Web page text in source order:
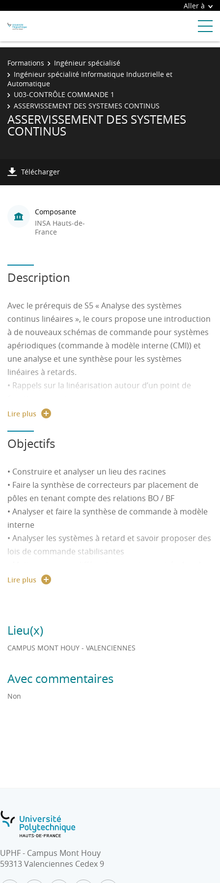
Aller à
Formations
Ingénieur spécialisé
Ingénieur spécialité Informatique Industrielle et
Automatique
U03-CONTRÔLE COMMANDE 1
ASSERVISSEMENT DES SYSTEMES CONTINUS
ASSERVISSEMENT DES SYSTEMES
CONTINUS
Télécharger
Composante
INSA Hauts-de-
France
Description
Avec le prérequis de S5 « Analyse des systèmes
continus linéaires », le cours propose une introduction
à de nouveaux schémas de commande pour systèmes
apériodiques (commande à modèle interne (CMI)) et
une analyse et une synthèse pour les systèmes
linéaires à retards.
• Rappels sur la linéarisation autour d’un point de
• Présentation du lieu des racines, analyse des
pôles, notion de système à pôles dominants
• Méthode de synthèse d’un correcteur par placement
• Commande à modèle interne, principes, avantages et
domaines d’application
• Systèmes à retards, exemples, méthodes de stabilité
pour les systèmes à retard. Stabilisation et commande
TD : Illustration des notions vues en cours et
(systèmes à retards)
d’un bras flexible, et régulation de vitesse d’un moteur
thermique
Lire plus
Objectifs
• Construire et analyser un lieu des racines
• Faire la synthèse de correcteurs par placement de
pôles en tenant compte des relations BO / BF
• Analyser et faire la synthèse de commande à modèle
interne
• Analyser les systèmes à retard et savoir proposer des
lois de commande stabilisantes
résultats obtenus
Lire plus
Lieu(x)
CAMPUS MONT HOUY - VALENCIENNES
Avec commentaires
Non
UPHF - Campus Mont Houy
59313 Valenciennes Cedex 9